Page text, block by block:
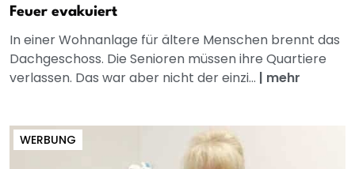
Feuer evakuiert
In einer Wohnanlage für ältere Menschen brennt das
Dachgeschoss. Die Senioren müssen ihre Quartiere
verlassen. Das war aber nicht der einzi... | mehr
WERBUNG